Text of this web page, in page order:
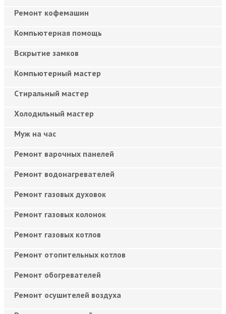
Ремонт кофемашин
Компьютерная помощь
Вскрытие замков
Компьютерный мастер
Cтиральный мастер
Холодильный мастер
Муж на час
Ремонт варочных панелей
Ремонт водонагревателей
Ремонт газовых духовок
Ремонт газовых колонок
Ремонт газовых котлов
Ремонт отопительных котлов
Ремонт обогревателей
Ремонт осушителей воздуха